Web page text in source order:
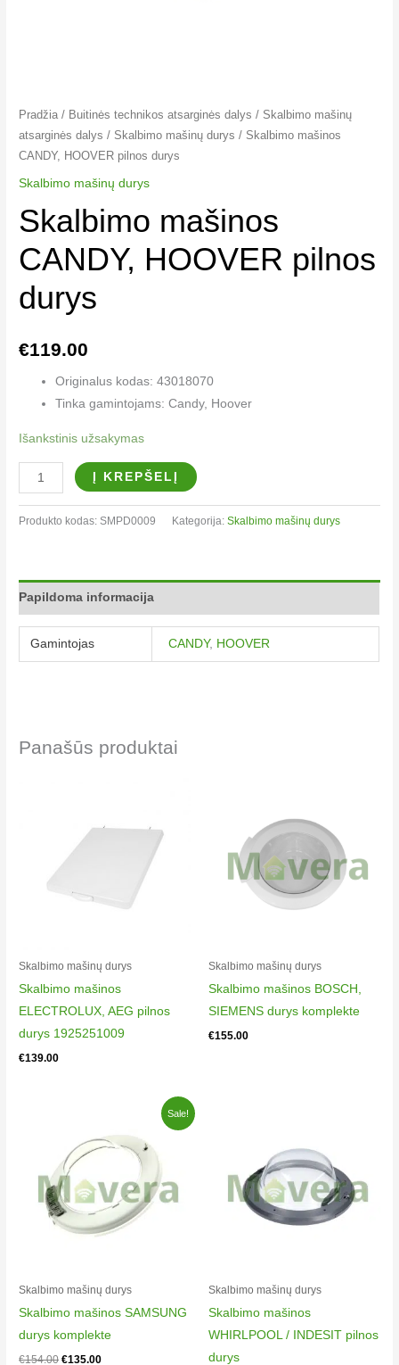
Pradžia / Buitinės technikos atsarginės dalys / Skalbimo mašinų
atsarginės dalys / Skalbimo mašinų durys / Skalbimo mašinos
CANDY, HOOVER pilnos durys
Skalbimo mašinų durys
Skalbimo mašinos
CANDY, HOOVER pilnos
durys
€119.00
Originalus kodas: 43018070
Tinka gamintojams: Candy, Hoover
Išankstinis užsakymas
Į KREPŠELĮ
Produkto kodas:SMPD0009 Kategorija:Skalbimo mašinų durys
Papildoma informacija
Gamintojas CANDY, HOOVER
Panašūs produktai
Skalbimo mašinų durys
Skalbimo mašinos
ELECTROLUX, AEG pilnos
durys 1925251009
€139.00
Skalbimo mašinų durys
Skalbimo mašinos BOSCH,
SIEMENS durys komplekte
€155.00
Sale!
Skalbimo mašinų durys
Skalbimo mašinos SAMSUNG
durys komplekte
€154.00
€154.00.
€135.00
is:
€135.00.
Skalbimo mašinų durys
Skalbimo mašinos
WHIRLPOOL / INDESIT pilnos
durys